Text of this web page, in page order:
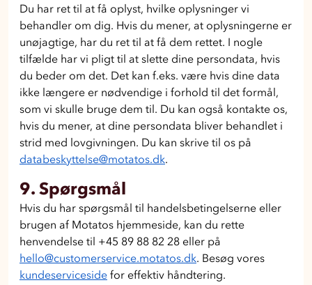
Du har ret til at få oplyst, hvilke oplysninger vi
behandler om dig. Hvis du mener, at oplysningerne er
unøjagtige, har du ret til at få dem rettet. I nogle
tilfælde har vi pligt til at slette dine persondata, hvis
du beder om det. Det kan f.eks. være hvis dine data
ikke længere er nødvendige i forhold til det formål,
som vi skulle bruge dem til. Du kan også kontakte os,
hvis du mener, at dine persondata bliver behandlet i
strid med lovgivningen. Du kan skrive til os på
databeskyttelse@motatos.dk.
9. Spørgsmål
Hvis du har spørgsmål til handelsbetingelserne eller
brugen af Motatos hjemmeside, kan du rette
henvendelse til +45 89 88 82 28 eller på
hello@customerservice.motatos.dk. Besøg vores
kundeserviceside for effektiv håndtering.